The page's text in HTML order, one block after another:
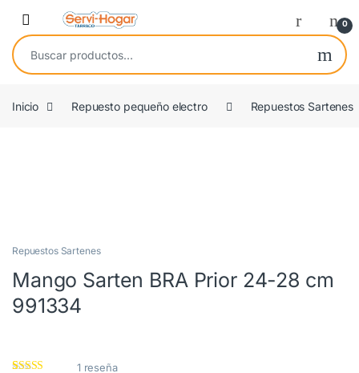
Saltar a navegación
saltar al contenido
Open 0
Buscar por:
Inicio Repuesto pequeño electro Repuestos Sartenes
Repuestos Sartenes
Mango Sarten BRA Prior 24-28 cm
991334
1 reseña